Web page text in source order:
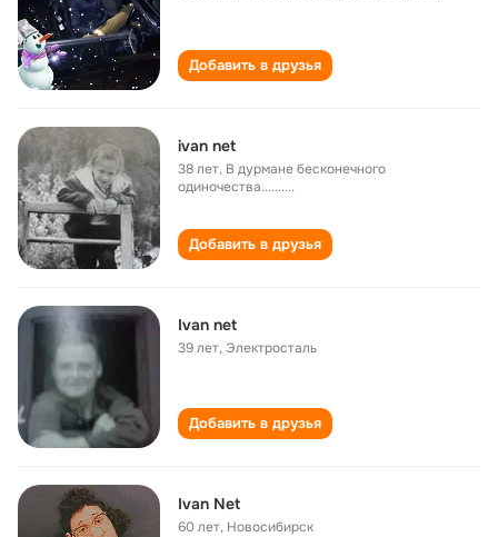
Добавить в друзья
ivan net
38 лет, В дурмане бесконечного
одиночества..........
Добавить в друзья
Ivan net
39 лет, Электросталь
Добавить в друзья
Ivan Net
60 лет, Новосибирск